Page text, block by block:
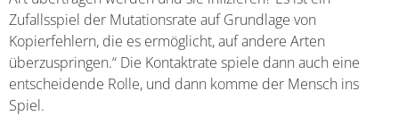
Zufallsspiel der Mutationsrate auf Grundlage von
Kopierfehlern, die es ermöglicht, auf andere Arten
überzuspringen.“ Die Kontaktrate spiele dann auch eine
entscheidende Rolle, und dann komme der Mensch ins
Spiel.